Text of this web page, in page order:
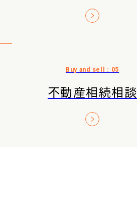
不動産相続相談